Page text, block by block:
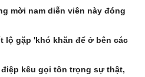
mời nam diễn viên này đóng
lộ gặp 'khó khăn để ở bên các
kêu gọi tôn trọng sự thật,